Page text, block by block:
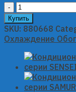
Кондиционер
Funai
настенный
сплит-
система
серии
SAMURAI
DC-
Inverter
Купить
SKU: 880668
Охлаждение